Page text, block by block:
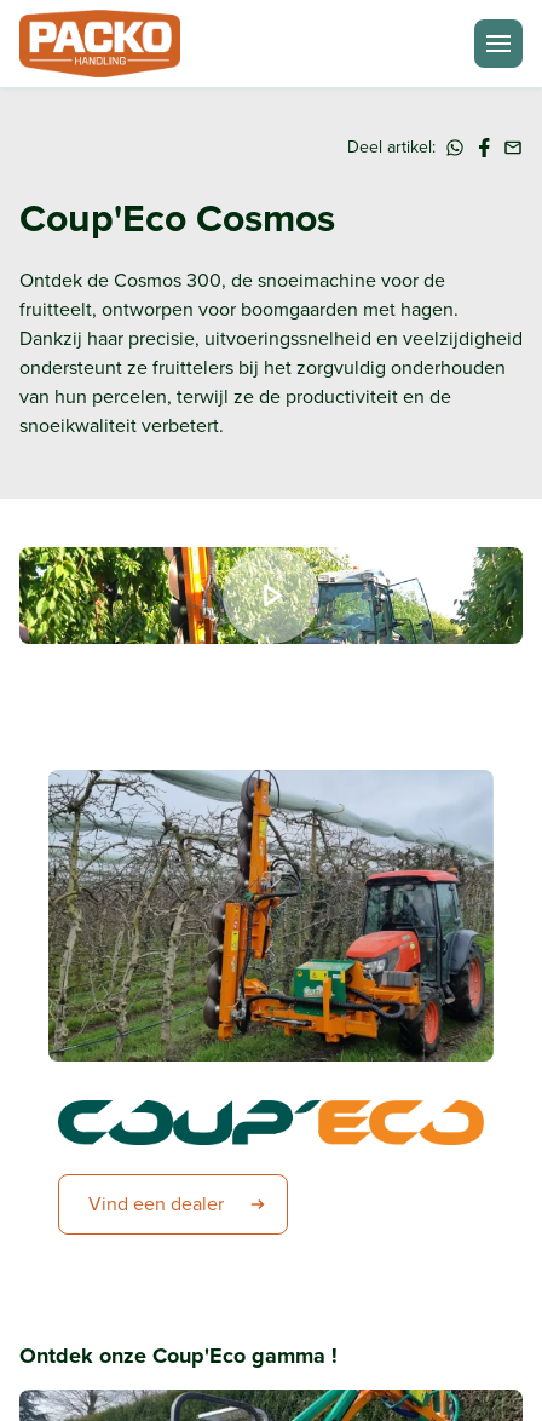
Ga naar de homepagina
Deel artikel:
Coup'Eco Cosmos
Ontdek de Cosmos 300, de snoeimachine voor de
fruitteelt, ontworpen voor boomgaarden met hagen.
Dankzij haar precisie, uitvoeringssnelheid en veelzijdigheid
ondersteunt ze fruittelers bij het zorgvuldig onderhouden
van hun percelen, terwijl ze de productiviteit en de
snoeikwaliteit verbetert.
Vind een dealer
Ontdek onze Coup'Eco gamma !